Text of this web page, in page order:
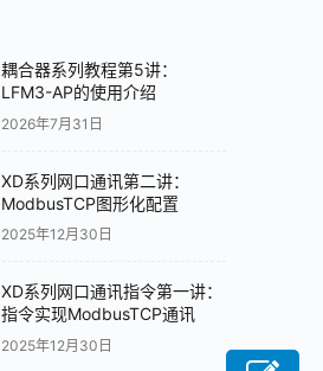
耦合器系列教程第5讲：
LFM3-AP的使用介绍
2026年7月31日
XD系列网口通讯第二讲：
ModbusTCP图形化配置
2025年12月30日
XD系列网口通讯指令第一讲：
指令实现ModbusTCP通讯
2025年12月30日